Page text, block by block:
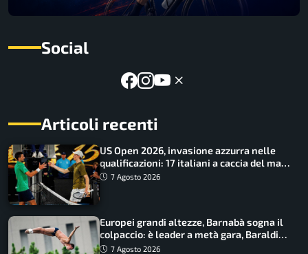
Social
Articoli recenti
US Open 2026, invasione azzurra nelle
qualificazioni: 17 italiani a caccia del main
draw7 Agosto 2026
Europei grandi altezze, Barnabà sogna il
colpaccio: è leader a metà gara, Baraldi
ancora in corsa
7 Agosto 2026